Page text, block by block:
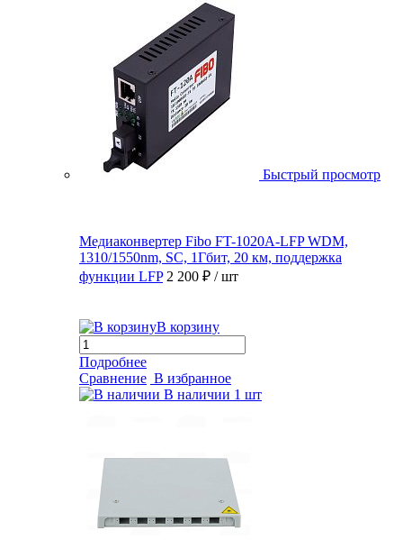
Быстрый просмотр
Медиаконвертер Fibo FT-1020A-LFP WDM,
1310/1550nm, SC, 1Гбит, 20 км, поддержка
функции LFP 2 200 ₽ / шт
В корзину
Подробнее
Сравнение В избранное
В наличии 1 шт